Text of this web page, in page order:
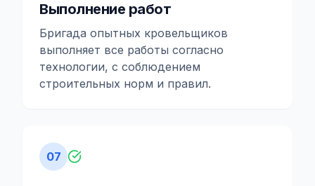
Выполнение работ
Бригада опытных кровельщиков
выполняет все работы согласно
технологии, с соблюдением
строительных норм и правил.
07